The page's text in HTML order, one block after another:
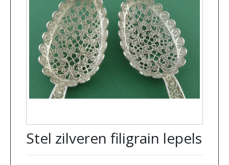
Stel zilveren filigrain lepels